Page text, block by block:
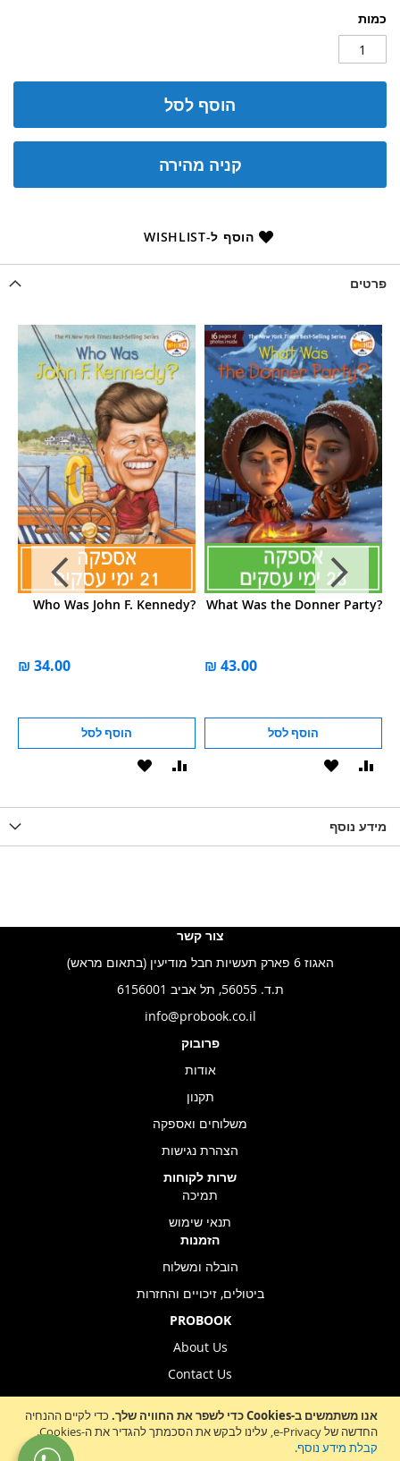
אנו משתמשים ב-Cookies כדי לשפר את החוויה שלך.
כדי לקיים ההנחיה
החדשה של e-Privacy, עלינו לבקש את הסכמתך להגדיר את ה-Cookies.
קבלת מידע נוסף.
כמות
הוסף לסל
קניה מהירה
הוסף ל-WISHLIST
פרטים
Who Was John F. Kennedy?
הוסף לסל
הוסף
What Was the Donner Party?
הוסף לסל
הוסף
מידע נוסף
צור קשר
האגוז 6 פארק תעשיות חבל מודיעין (בתאום מראש)
ת.ד. 56055, תל אביב 6156001
info@probook.co.il
פרובוק
אודות
תקנון
משלוחים ואספקה
הצהרת נגישות
שרות לקוחות
תמיכה
תנאי שימוש
הזמנות
הובלה ומשלוח
ביטולים, זיכויים והחזרות
PROBOOK
About Us
Contact Us
Store Location